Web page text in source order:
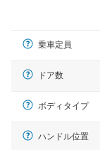
乗車定員
ドア数
ボディタイプ
ハンドル位置